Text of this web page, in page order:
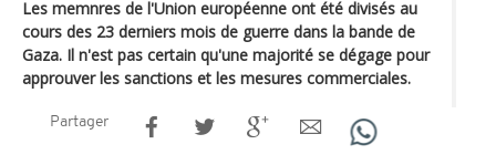
Les memnres de l'Union européenne ont été divisés au
cours des 23 derniers mois de guerre dans la bande de
Gaza. Il n'est pas certain qu'une majorité se dégage pour
approuver les sanctions et les mesures commerciales.
Partager